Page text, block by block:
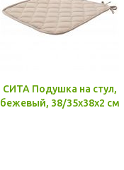
СИТА Подушка на стул,
бежевый, 38/35x38x2 см